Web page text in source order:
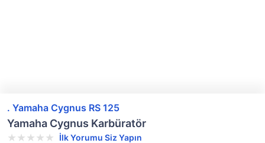
. Yamaha Cygnus RS 125
Yamaha Cygnus Karbüratör
İlk Yorumu Siz Yapın